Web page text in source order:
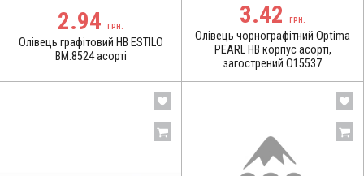
2.94 ГРН.
Олівець графітовий HB ESTILO
BM.8524 асорті
3.42 ГРН.
Олівець чорнографітний Optima
PEARL HB корпус асорті,
загострений O15537